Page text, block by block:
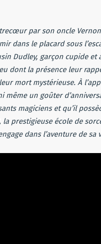
par son oncle
dans le placard sous
Dudley, garçon cupide et
dont la présence leur
mort mystérieuse. À
un goûter
magiciens et qu’il
prestigieuse école de
dans l’aventure de sa